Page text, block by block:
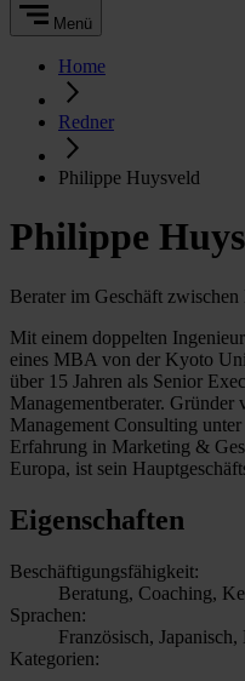
Menü
Home
Redner
Philippe Huysveld
Philippe
Berater im Geschäft zwischen
Mit einem doppelten
eines MBA von der Kyoto
über 15 Jahren als Senior
Managementberater.
Management Consulting
Erfahrung in Marketing &
Europa, ist sein
Eigenschaften
Beschäftigungsfähigkeit:
Beratung, Coaching,
Sprachen:
Französisch,
Kategorien: